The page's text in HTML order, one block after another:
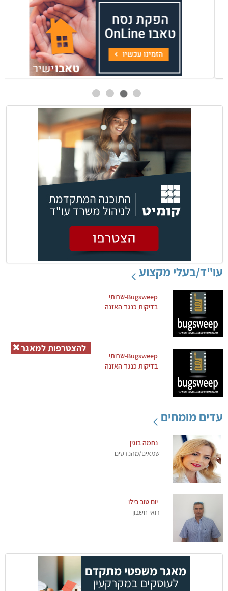
עו"ד/בעלי מקצוע
Bugsweep-שרותי
בדיקות כנגד האזנה
Bugsweep-שרותי
בדיקות כנגד האזנה
עדים מומחים
נחמה בוגין
שמאים/מהנדסים
יום טוב בילו
רואי חשבון
להצטרפות למאגר